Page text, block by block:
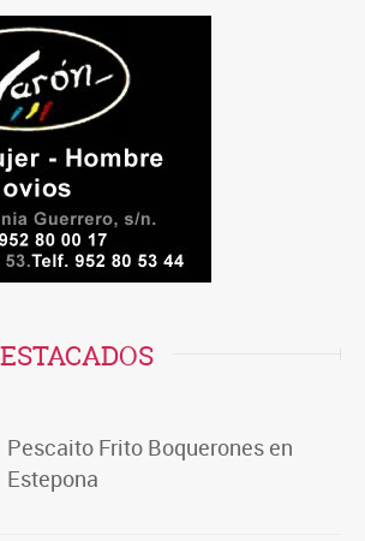
Pescaito Frito Boquerones en
Estepona